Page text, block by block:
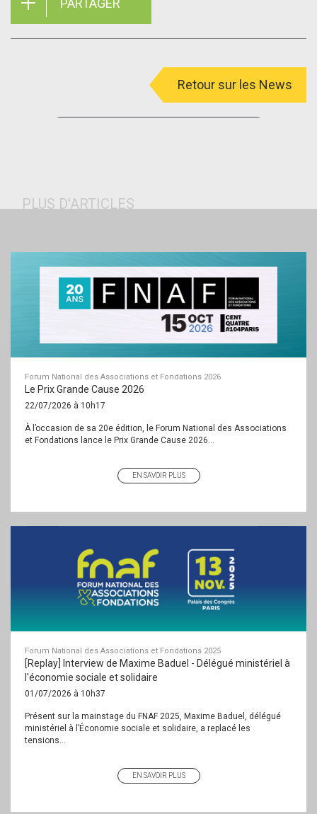
Retour sur les News
PLUS D'ARTICLES
Forum National des Associations et Fondations 2026
Le Prix Grande Cause 2026
22/07/2026 à 10h17
À l’occasion de sa 20e édition, le Forum National des Associations
et Fondations lance le Prix Grande Cause 2026...
EN SAVOIR PLUS
Forum National des Associations et Fondations 2025
[Replay] Interview de Maxime Baduel - Délégué ministériel à
l'économie sociale et solidaire
01/07/2026 à 10h37
Présent sur la mainstage du FNAF 2025, Maxime Baduel, délégué
ministériel à l’Économie sociale et solidaire, a replacé les
tensions...
EN SAVOIR PLUS